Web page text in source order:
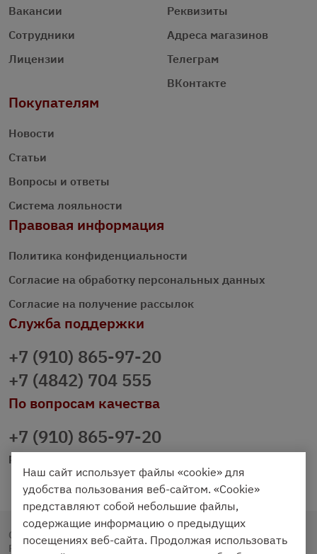
Вакансии
Сотрудники
Лицензии
Реквизиты
Адреса магазинов
Телеграм
ВКонтакте
Покупателям
Новости
Статьи
Вопросы и ответы
Система лояльности
Правовая информация
Политика конфиденциальности
Согласие на обработку персональных данных
Согласие на получение рассылок
Служба поддержки
+7 (910) 865-97-20
+7 (4842) 704 555
По вопросам качества
+7 (910) 865-97-20
prazdnichniy40@palmi.ru
Copyright © 2020 - 2026. Праздничный Стол.
Разработка и продвижение - Vegas Studio
Наш сайт использует файлы «cookie» для
удобства пользования веб-сайтом. «Cookie»
представляют собой небольшие файлы,
содержащие информацию о предыдущих
посещениях веб-сайта. Продолжая использовать